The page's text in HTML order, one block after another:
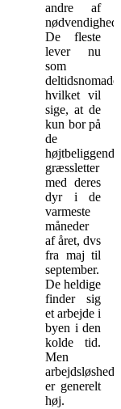
andre af
nødvendighed.
De fleste
lever nu
som
deltidsnomader,
hvilket vil
sige, at de
kun bor på
de
højtbeliggende
græssletter
med deres
dyr i de
varmeste
måneder
af året, dvs
fra maj til
september.
De heldige
finder sig
et arbejde i
byen i den
kolde tid.
Men
arbejdsløsheden
er generelt
høj.